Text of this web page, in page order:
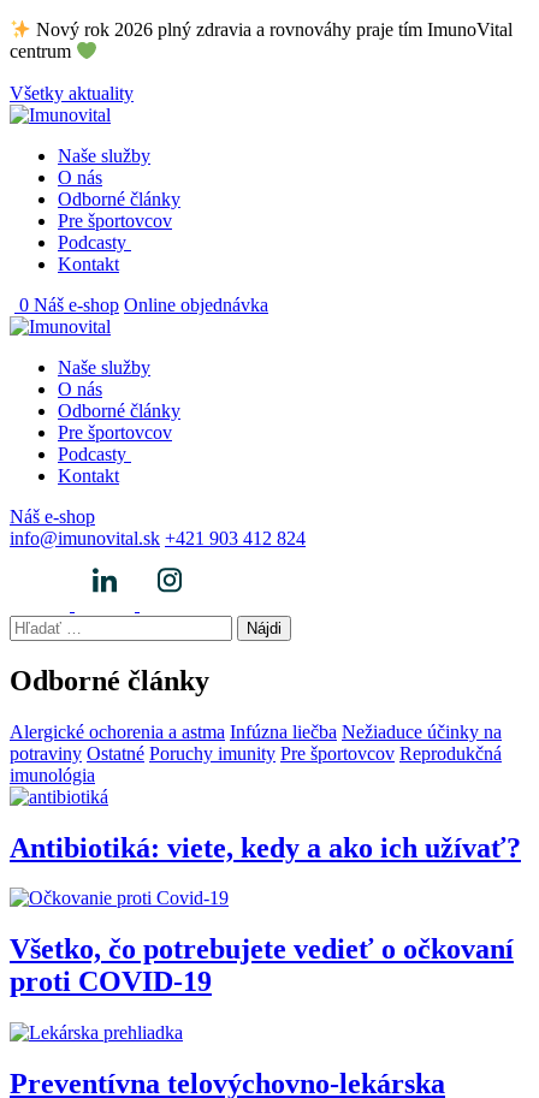
Skip
to
Nový rok 2026 plný zdravia a rovnováhy praje tím ImunoVital
centrum
Všetky aktuality
Naše služby
O nás
Odborné články
Pre športovcov
Podcasty
Kontakt
0 Náš e-shop Online objednávka
Naše služby
O nás
Odborné články
Pre športovcov
Podcasty
Kontakt
Náš e-shop
info@imunovital.sk +421 903 412 824
Hľadať:
Odborné články
Alergické ochorenia a astma Infúzna liečba Nežiaduce účinky na
potraviny Ostatné Poruchy imunity Pre športovcov Reprodukčná
imunológia
Antibiotiká: viete, kedy a ako ich užívať?
Všetko, čo potrebujete vedieť o očkovaní
proti COVID-19
Preventívna telovýchovno-lekárska